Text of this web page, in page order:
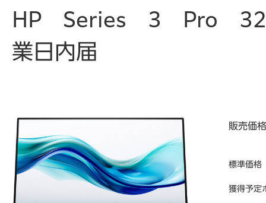
HP Series 3 Pro
業日内届
販売価格
標準価格
獲得予定